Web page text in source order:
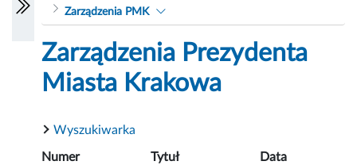
Zarządzenia PMK
Zarządzenia Prezydenta
Miasta Krakowa
Wyszukiwarka
Numer Tytuł
Data